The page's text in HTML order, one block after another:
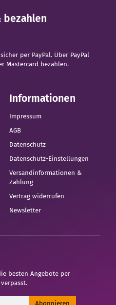
bezahlen
per PayPal. Über PayPal
Mastercard bezahlen.
Informationen
Impressum
AGB
Datenschutz
Datenschutz-Einstellungen
Versandinformationen &
Zahlung
Vertrag widerrufen
Newsletter
besten Angebote per